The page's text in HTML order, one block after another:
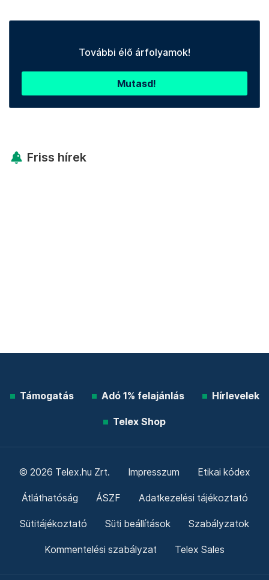
További élő árfolyamok!
Mutasd!
Friss hírek
Támogatás Adó 1% felajánlás Hírlevelek
Telex Shop
© 2026 Telex.hu Zrt. Impresszum Etikai kódex
Átláthatóság ÁSZF Adatkezelési tájékoztató
Sütitájékoztató Süti beállítások Szabályzatok
Kommentelési szabályzat Telex Sales